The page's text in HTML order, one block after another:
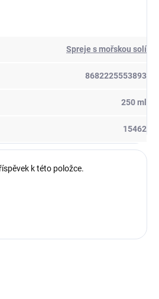
Spreje s mořskou solí
8682225553893
250 ml
15462
k této položce.